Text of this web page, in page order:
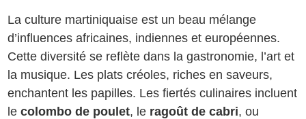
La culture martiniquaise est un beau mélange
d’influences africaines, indiennes et européennes.
Cette diversité se reflète dans la gastronomie, l’art et
la musique. Les plats créoles, riches en saveurs,
enchantent les papilles. Les fiertés culinaires incluent
lecolombo de poulet, le ragoût de cabri, ou